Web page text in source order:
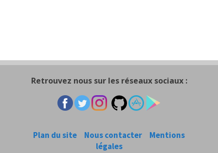
Retrouvez nous sur les réseaux sociaux :
Plan du site Nous contacter
Mentions
légales